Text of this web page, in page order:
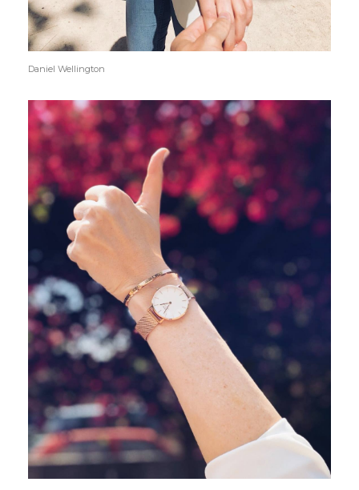
Daniel Wellington